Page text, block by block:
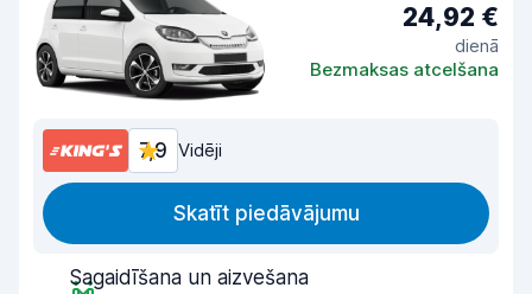
24,92 €
dienā
Bezmaksas atcelšana
7,9 Vidēji
Skatīt piedāvājumu
Sagaidīšana un aizvešana